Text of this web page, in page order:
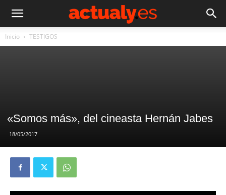
Inicio TESTIGOS
«Somos más», del cineasta Hernán Jabes
18/05/2017